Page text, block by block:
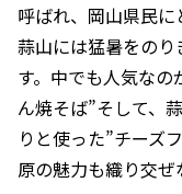
呼ばれ、岡山県民に
蒜山には猛暑をの
す。中でも人気なの
ん焼そば”そして、
りと使った”チーズ
原の魅力も織り交ぜ